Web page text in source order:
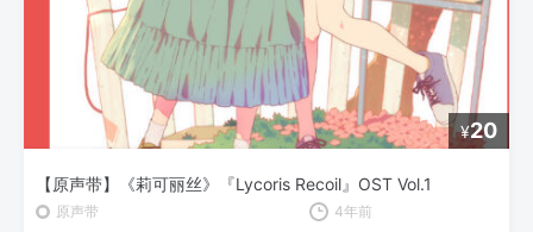
¥20
【原声带】《莉可丽丝》『Lycoris Recoil』OST Vol.1
原声带 4年前